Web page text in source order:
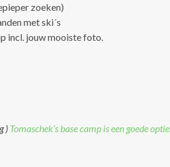
zoeken)
met ski´s
incl. jouw mooiste foto.
) Tomaschek’s base camp is een goede optie.